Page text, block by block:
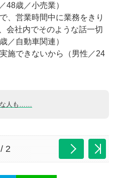
48歳／小売業）
、営業時間中に業務をきり
会社内でそのような話一切
／自動車関連）
施できないから（男性／24
人も……
2